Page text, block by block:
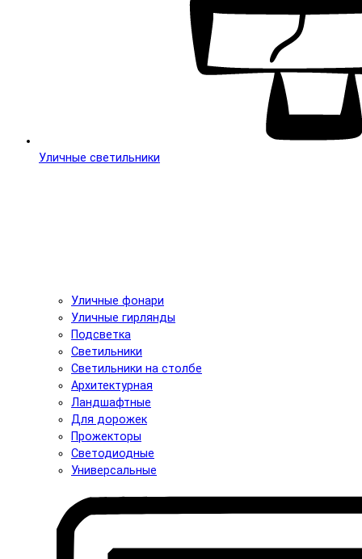
Уличные светильники
Уличные фонари
Уличные гирлянды
Подсветка
Светильники
Светильники на столбе
Архитектурная
Ландшафтные
Для дорожек
Прожекторы
Светодиодные
Универсальные